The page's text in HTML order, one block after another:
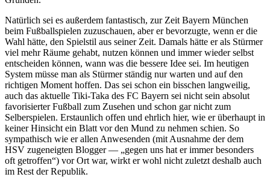
Natürlich sei es außerdem fantastisch, zur Zeit Bayern München
beim Fußballspielen zuzuschauen, aber er bevorzugte, wenn er die
Wahl hätte, den Spielstil aus seiner Zeit. Damals hätte er als Stürmer
viel mehr Räume gehabt, nutzen können und immer wieder selbst
entscheiden können, wann was die bessere Idee sei. Im heutigen
System müsse man als Stürmer ständig nur warten und auf den
richtigen Moment hoffen. Das sei schon ein bisschen langweilig,
auch das aktuelle Tiki-Taka des FC Bayern sei nicht sein absolut
favorisierter Fußball zum Zusehen und schon gar nicht zum
Selberspielen. Erstaunlich offen und ehrlich hier, wie er überhaupt in
keiner Hinsicht ein Blatt vor den Mund zu nehmen schien. So
sympathisch wie er allen Anwesenden (mit Ausnahme der dem
HSV zugeneigten Blogger — „gegen uns hat er immer besonders
oft getroffen“) vor Ort war, wirkt er wohl nicht zuletzt deshalb auch
im Rest der Republik.